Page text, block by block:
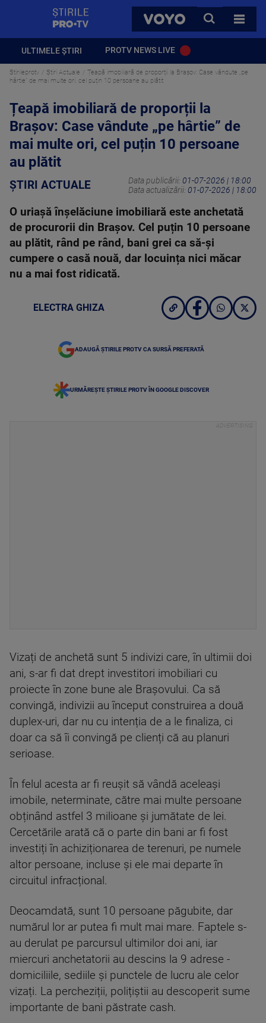
VOYO
CAUTA
TOATE
ULTIMELE ȘTIRI PROTV NEWS LIVE
Stirileprotv Știri Actuale
Țeapă imobiliară de proporții la Brașov: Case vândute „pe
hârtie” de mai multe ori, cel puțin 10 persoane au plătit
Țeapă imobiliară de proporții la
Brașov: Case vândute „pe hârtie” de
mai multe ori, cel puțin 10 persoane
au plătit
ȘTIRI ACTUALE Data publicării: 01-07-2026 | 18:00
Data actualizării: 01-07-2026 | 18:00
O uriașă înșelăciune imobiliară este anchetată
de procurorii din Brașov. Cel puțin 10 persoane
au plătit, rând pe rând, bani grei ca să-și
cumpere o casă nouă, dar locuința nici măcar
nu a mai fost ridicată.
ELECTRA GHIZA
ADAUGĂ ȘTIRILE PROTV CA SURSĂ PREFERATĂ
URMĂREȘTE ȘTIRILE PROTV ÎN GOOGLE DISCOVER
Vizați de anchetă sunt 5 indivizi care, în ultimii doi
ani, s-ar fi dat drept investitori imobiliari cu
proiecte în zone bune ale Brașovului. Ca să
convingă, indivizii au început construirea a două
duplex-uri, dar nu cu intenția de a le finaliza, ci
doar ca să îi convingă pe clienți că au planuri
serioase.
În felul acesta ar fi reușit să vândă aceleași
imobile, neterminate, către mai multe persoane
obținând astfel 3 milioane și jumătate de lei.
Cercetările arată că o parte din bani ar fi fost
investiți în achiziționarea de terenuri, pe numele
altor persoane, incluse și ele mai departe în
circuitul infracțional.
Deocamdată, sunt 10 persoane păgubite, dar
numărul lor ar putea fi mult mai mare. Faptele s-
au derulat pe parcursul ultimilor doi ani, iar
miercuri anchetatorii au descins la 9 adrese -
domiciliile, sediile și punctele de lucru ale celor
vizați. La percheziții, polițiștii au descoperit sume
importante de bani păstrate cash.